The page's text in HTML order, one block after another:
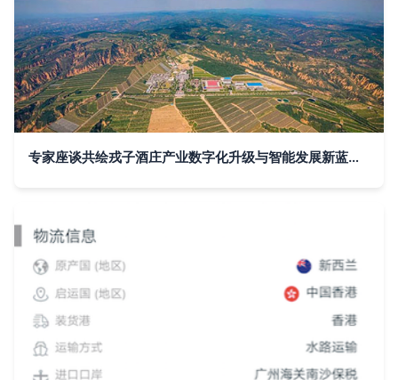
专家座谈共绘戎子酒庄产业数字化升级与智能发展新蓝图 区块链与大数据溯源系统的创新应用